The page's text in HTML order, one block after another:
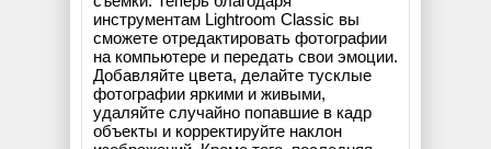
инструментам Lightroom Classic вы
сможете отредактировать фотографии
на компьютере и передать свои эмоции.
Добавляйте цвета, делайте тусклые
фотографии яркими и живыми,
удаляйте случайно попавшие в кадр
объекты и корректируйте наклон